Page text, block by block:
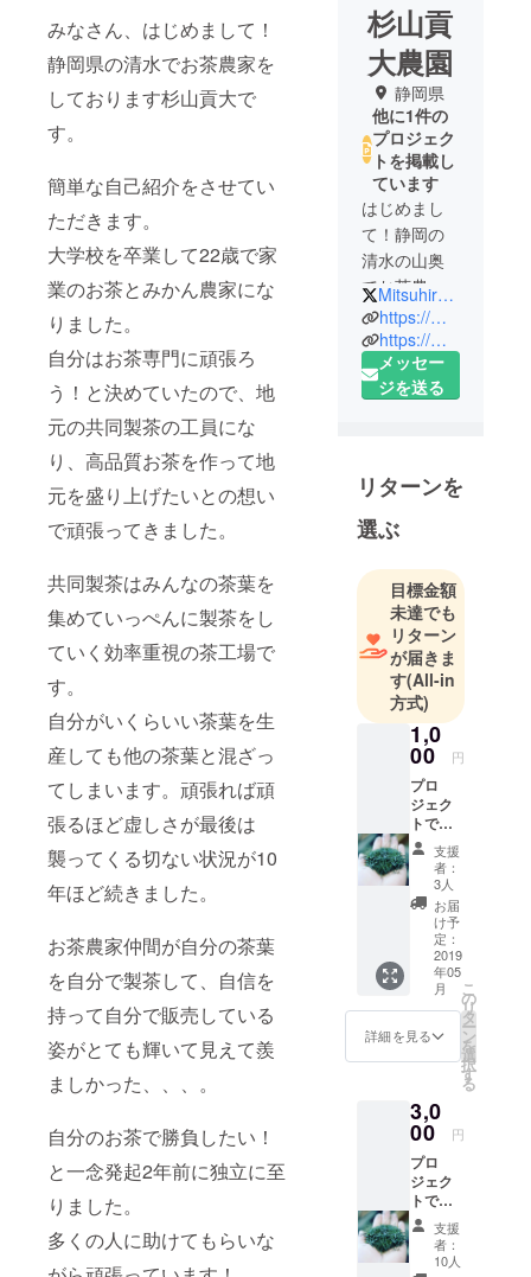
みなさん、はじめまして！
静岡県の清水でお茶農家を
しております杉山貢大で
す。
簡単な自己紹介をさせてい
ただきます。
大学校を卒業して22歳で家
業のお茶とみかん農家にな
りました。
自分はお茶専門に頑張ろ
う！と決めていたので、地
元の共同製茶の工員にな
り、高品質お茶を作って地
元を盛り上げたいとの想い
で頑張ってきました。
共同製茶はみんなの茶葉を
集めていっぺんに製茶をし
ていく効率重視の茶工場で
す。
自分がいくらいい茶葉を生
産しても他の茶葉と混ざっ
てしまいます。頑張れば頑
張るほど虚しさが最後は
襲ってくる切ない状況が10
年ほど続きました。
お茶農家仲間が自分の茶葉
を自分で製茶して、自信を
持って自分で販売している
姿がとても輝いて見えて羨
ましかった、、、。
自分のお茶で勝負したい！
と一念発起2年前に独立に至
りました。
多くの人に助けてもらいな
杉山貢
大農園
静岡県
他に1件の
プロジェク
トを掲載し
ています
はじめまし
て！静岡の
清水の山奥
でお茶農家
していま
す、杉山貢
大です。
10年前にお
な幸せを運
んでいま
す！
美味しいの
一言を頂く
ため、日々
精進してい
ます！
Mitsuhironouen
https://marumitsu.shopinfo.jp
https://mitsuhironouen.com/
メッセー
ジを送る
リターンを
選ぶ
目標金額
未達でも
リターン
が届きま
す(All-in
方式)
1,0
00 円
プロ
ジェク
トでで
きた我
が家の
最高級
茶10g/1
袋 ＊茶
葉なの
で急須
等が必
要で
す。お
茶の淹
れ方は
ポスト
の説明
書を付
けさせ
て頂き
ます。
支援
者：
3人
お届
け予
定：
2019
年05
月
詳細を見る
こ
の
リ
タ
ー
ン
を
選
択
す
る
3,0
00 円
プロ
ジェク
トでで
きた我
が家の
最高級
支援
者：
10人